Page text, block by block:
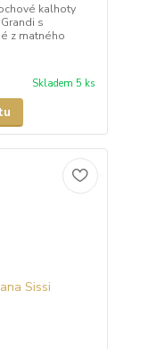
kalhoty
s
z matného
Skladem 5 ks